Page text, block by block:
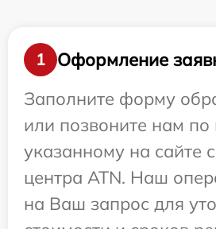
1
Оформление
Заполните форму
или позвоните нам по
указанному на сайте
центра ATN. Наш
на Ваш запрос для